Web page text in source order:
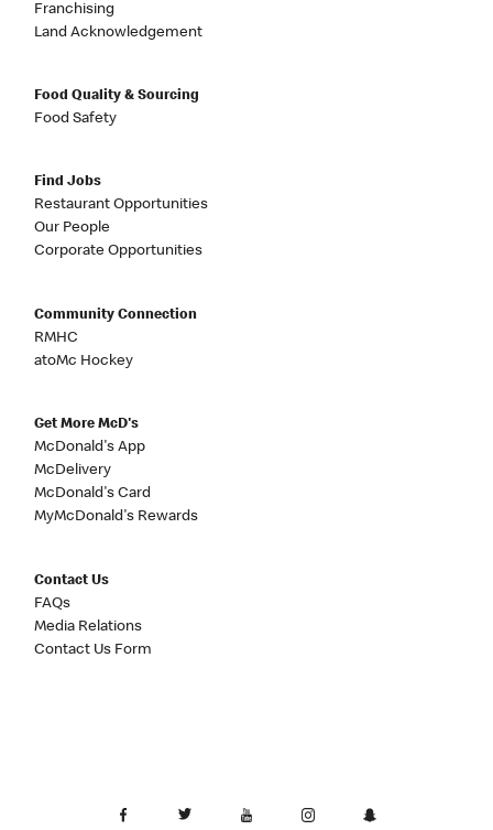
Franchising
Land Acknowledgement
Food Quality & Sourcing
Food Safety
Find Jobs
Restaurant Opportunities
Our People
Corporate Opportunities
Community Connection
RMHC
atoMc Hockey
Get More McD's
McDonald's App
McDelivery
McDonald's Card
MyMcDonald's Rewards
Contact Us
FAQs
Media Relations
Contact Us Form